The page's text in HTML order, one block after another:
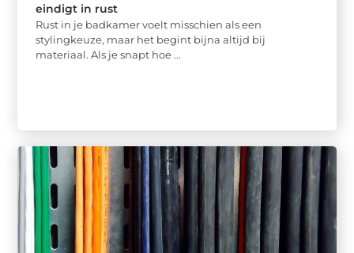
eindigt in rust
Rust in je badkamer voelt misschien als een
stylingkeuze, maar het begint bijna altijd bij
materiaal. Als je snapt hoe ...